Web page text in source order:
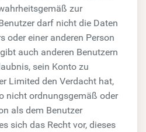
zur
darf nicht die Daten
oder einer anderen Person
auch anderen Benutzern
sein Konto zu
Limited den Verdacht hat,
nicht ordnungsgemäß oder
als dem Benutzer
sich das Recht vor, dieses